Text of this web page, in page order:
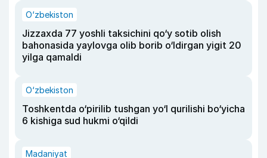
O‘zbekiston
Jizzaxda 77 yoshli taksichini qo‘y sotib olish
bahonasida yaylovga olib borib o‘ldirgan yigit 20
yilga qamaldi
O‘zbekiston
Toshkentda o‘pirilib tushgan yo‘l qurilishi bo‘yicha
6 kishiga sud hukmi o‘qildi
Madaniyat